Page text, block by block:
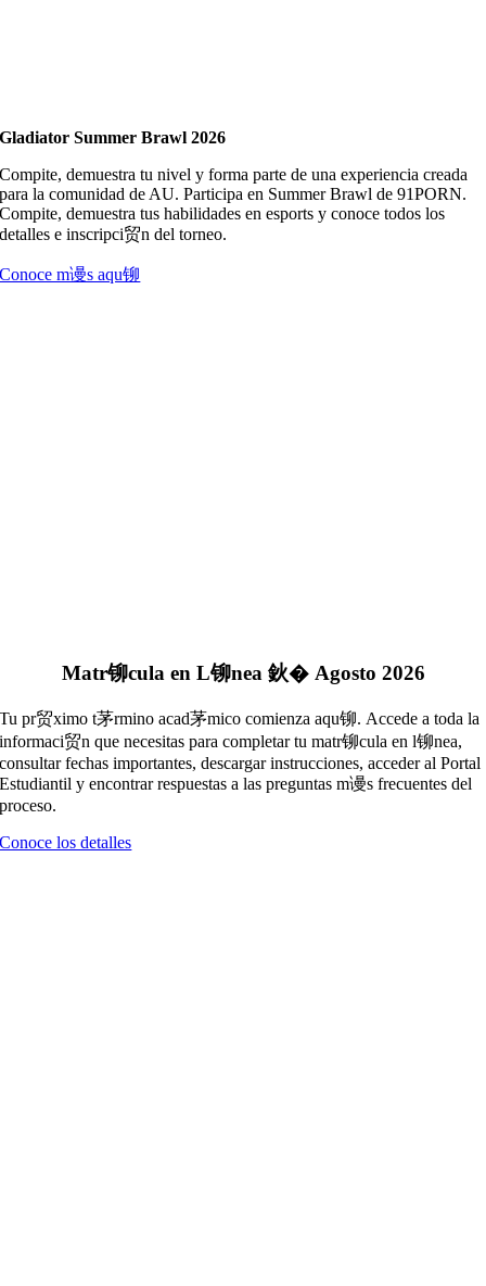
Gladiator Summer Brawl 2026
Compite, demuestra tu nivel y forma parte de una experiencia creada
para la comunidad de AU. Participa en Summer Brawl de 91PORN.
Compite, demuestra tus habilidades en esports y conoce todos los
detalles e inscripci贸n del torneo.
Conoce m谩s aqu铆
Matr铆cula en L铆nea 鈥� Agosto 2026
Tu pr贸ximo t茅rmino acad茅mico comienza aqu铆. Accede a toda la
informaci贸n que necesitas para completar tu matr铆cula en l铆nea,
consultar fechas importantes, descargar instrucciones, acceder al Portal
Estudiantil y encontrar respuestas a las preguntas m谩s frecuentes del
proceso.
Conoce los detalles